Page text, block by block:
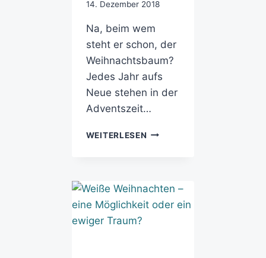
14. Dezember 2018
Na, beim wem
steht er schon, der
Weihnachtsbaum?
Jedes Jahr aufs
Neue stehen in der
Adventszeit…
WEITERLESEN